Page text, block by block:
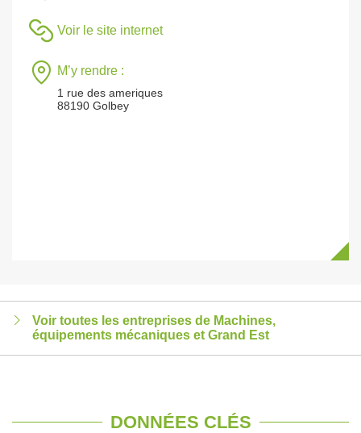
Voir le site internet
M’y rendre :
1 rue des ameriques
88190 Golbey
Voir toutes les entreprises de Machines,
équipements mécaniques et Grand Est
DONNÉES CLÉS